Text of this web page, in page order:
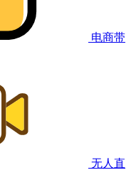
电商带
无人直